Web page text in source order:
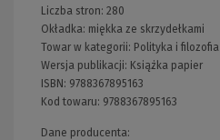
Liczba stron: 280
Okładka: miękka ze skrzydełkami
Towar w kategorii: Polityka i filozofia
Wersja publikacji: Książka papier
ISBN: 9788367895163
Kod towaru: 9788367895163
Dane producenta: